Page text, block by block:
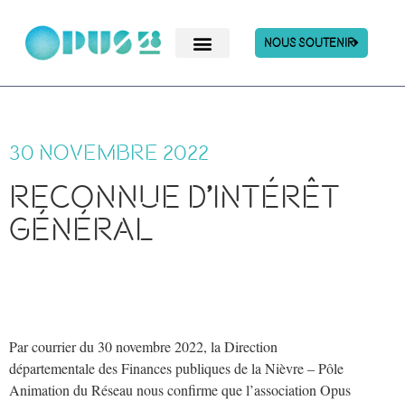
Nous Soutenir
30 novembre 2022
reconnue d'intérêt
général
Par courrier du 30 novembre 2022, la Direction
départementale des Finances publiques de la Nièvre – Pôle
Animation du Réseau nous confirme que l’association Opus